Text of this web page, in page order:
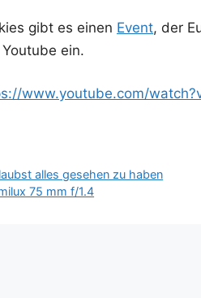
gibt es einen Event, der
ein.
www.youtube.com/
alles gesehen zu haben
75 mm f/1.4